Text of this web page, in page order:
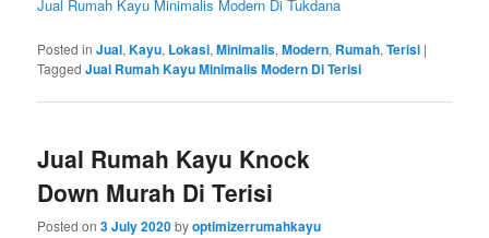
Jual Rumah Kayu Minimalis Modern Di Tukdana
Posted in Jual,Kayu, Lokasi,Minimalis,Modern, Rumah,Terisi |
Tagged Jual Rumah Kayu Minimalis Modern Di Terisi
Jual Rumah Kayu Knock
Down Murah Di Terisi
Posted on3 July 2020byoptimizerrumahkayu